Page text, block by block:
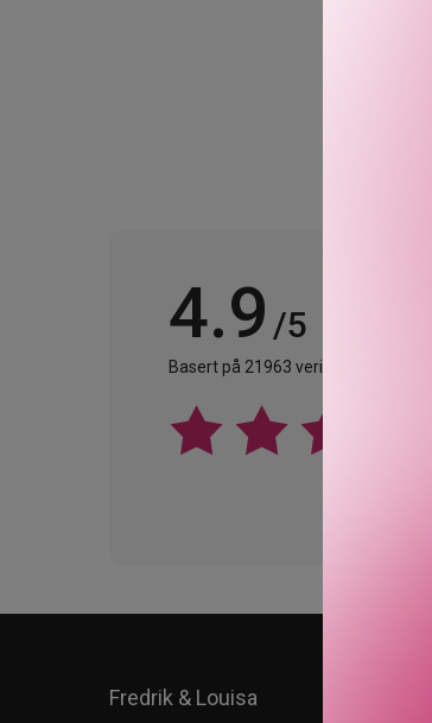
4.9 /5
Basert på 21963 verifiserte omtaler.
Fredrik & Louisa